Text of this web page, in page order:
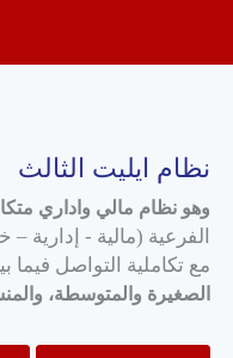
نظام ايليت الثالث
وهو نظام مالي واداري
الفرعية (مالية -
مع تكاملية التواصل فيما
الصغيرة والمتوسطة،